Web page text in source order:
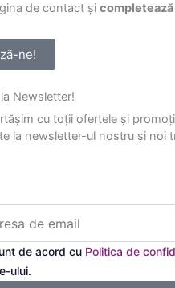
de contact și
ne!
la Newsletter!
cu toții ofertele și
la newsletter-ul nostru și noi
de acord cu Politica de
ului.